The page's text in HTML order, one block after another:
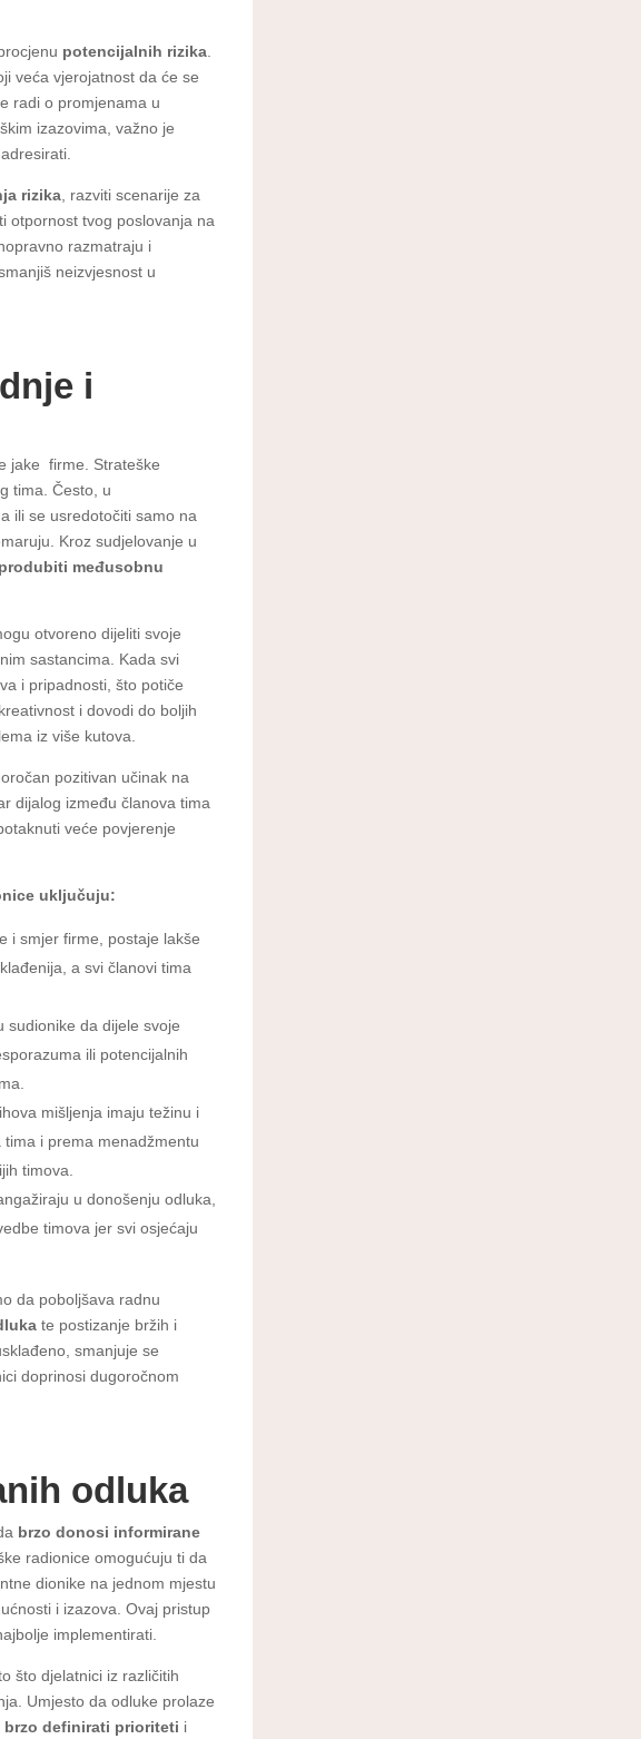
potencijalnih rizika.
veća vjerojatnost da će se
radi o promjenama u
izazovima, važno je
rizika, razviti scenarije za
otpornost tvog poslovanja na
razmatraju i
neizvjesnost u
i
jake firme. Strateške
tima. Često, u
ili se usredotočiti samo na
Kroz sudjelovanje u
produbiti međusobnu
otvoreno dijeliti svoje
sastancima. Kada svi
i pripadnosti, što potiče
i dovodi do boljih
iz više kutova.
pozitivan učinak na
dijalog između članova tima
veće povjerenje
uključuju:
i smjer firme, postaje lakše
a svi članovi tima
sudionike da dijele svoje
ili potencijalnih
mišljenja imaju težinu i
i prema menadžmentu
timova.
u donošenju odluka,
timova jer svi osjećaju
da poboljšava radnu
te postizanje bržih i
smanjuje se
doprinosi dugoročnom
odluka
brzo donosi informirane
radionice omogućuju ti da
dionike na jednom mjestu
i izazova. Ovaj pristup
implementirati.
što djelatnici iz različitih
Umjesto da odluke prolaze
brzo definirati prioriteti i